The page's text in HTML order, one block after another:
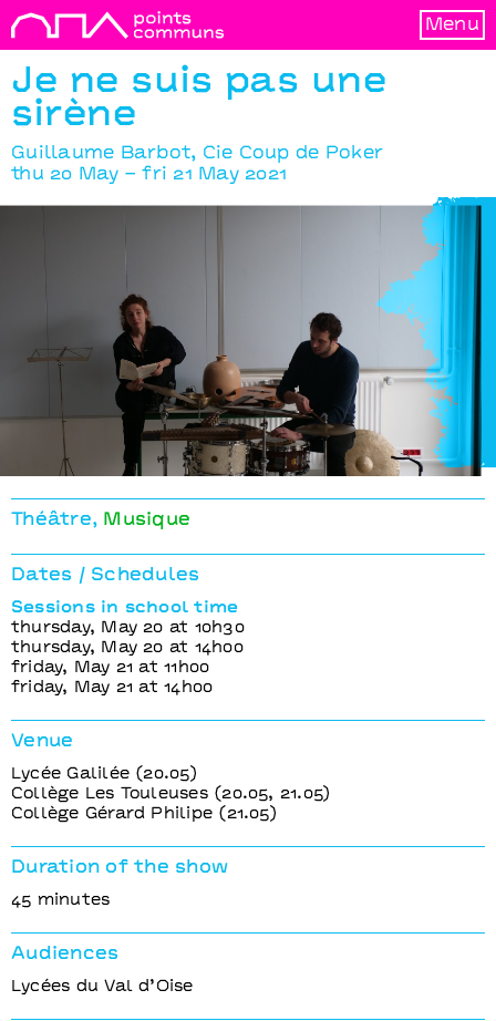
Menu
Je ne suis pas une
sirène
Guillaume Barbot, Cie Coup de Poker
thu 20 May – fri 21 May 2021
Je ne suis pas une sirène
Guillaume Barbot, Cie Coup de Poker
Théâtre Musique
Dates / Schedules
Sessions in school time
thursday, May 20 at 10h30
thursday, May 20 at 14h00
friday, May 21 at 11h00
friday, May 21 at 14h00
Venue
Lycée Galilée (20.05)
Collège Les Touleuses (20.05, 21.05)
Collège Gérard Philipe (21.05)
Duration of the show
45 minutes
Audiences
Lycées du Val d’Oise